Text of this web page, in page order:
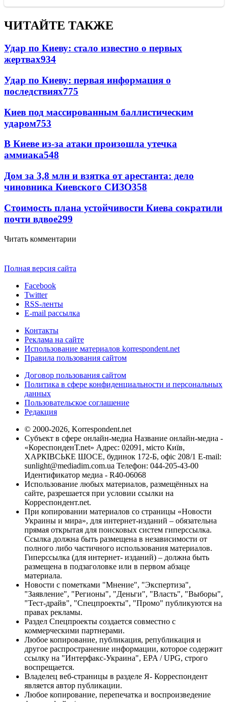
ЧИТАЙТЕ ТАКЖЕ
Удар по Киеву: стало известно о первых
жертвах934
Удар по Киеву: первая информация о
последствиях775
Киев под массированным баллистическим
ударом753
В Киеве из-за атаки произошла утечка
аммиака548
Дом за 3,8 млн и взятка от арестанта: дело
чиновника Киевского СИЗО358
Стоимость плана устойчивости Киева сократили
почти вдвое299
Читать комментарии
Полная версия сайта
Facebook
Twitter
RSS-ленты
E-mail рассылка
Контакты
Реклама на сайте
Использование материалов korrespondent.net
Правила пользования сайтом
Договор пользования сайтом
Политика в сфере конфиденциальности и персональных
данных
Пользовательское соглашение
Редакция
© 2000-2026, Korrespondent.net
Субъект в сфере онлайн-медиа Название онлайн-медиа -
«КореспонденТ.net» Адрес: 02091, місто Київ,
ХАРКІВСЬКЕ ШОСЕ, будинок 172-Б, офіс 208/1 E-mail:
sunlight@mediadim.com.ua Телефон: 044-205-43-00
Идентификатор медиа - R40-06068
Использование любых материалов, размещённых на
сайте, разрешается при условии ссылки на
Корреспондент.net.
При копировании материалов со страницы «Новости
Украины и мира», для интернет-изданий – обязательна
прямая открытая для поисковых систем гиперссылка.
Ссылка должна быть размещена в независимости от
полного либо частичного использования материалов.
Гиперссылка (для интернет- изданий) – должна быть
размещена в подзаголовке или в первом абзаце
материала.
Новости с пометками "Мнение", "Экспертиза",
"Заявление", "Регионы", "Деньги", "Власть", "Выборы",
"Тест-драйв", "Спецпроекты", "Промо" публикуются на
правах рекламы.
Раздел Спецпроекты создается совместно с
коммерческими партнерами.
Любое копирование, публикация, републикация и
другое распространение информации, которое содержит
ссылку на "Интерфакс-Украина", EPA / UPG, строго
воспрещается.
Владелец веб-страницы в разделе Я- Корреспондент
является автор публикации.
Любое копирование, перепечатка и воспроизведение